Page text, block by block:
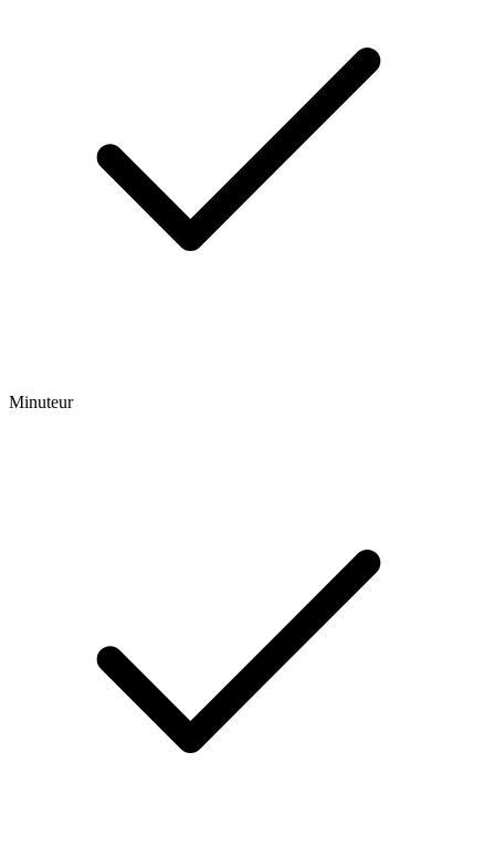
Minuteur